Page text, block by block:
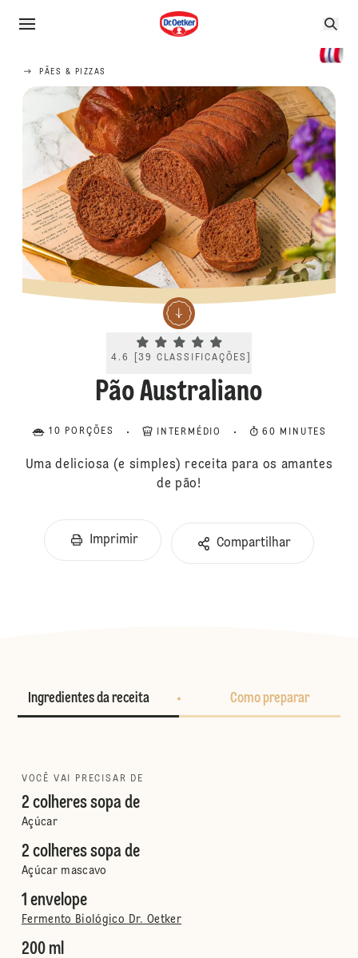
PÃES & PIZZAS
Current rating 4.6. Click to rate.
4.6 [39 CLASSIFICAÇÕES
Pão Australiano
10 PORÇÕES INTERMÉDIO 60 MINUTES
Uma deliciosa (e simples) receita para os amantes
de pão!
Imprimir Compartilhar
Ingredientes da receita Como preparar
VOCÊ VAI PRECISAR DE
2 colheres sopa de
Açúcar
2 colheres sopa de
Açúcar mascavo
1 envelope
Fermento Biológico Dr. Oetker
200 ml